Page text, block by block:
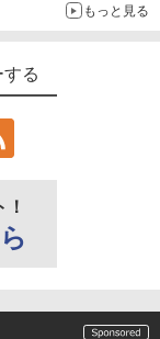
もっと見る
る